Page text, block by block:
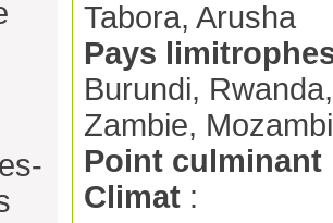
Tabora, Arusha
Pays
Burundi,
Zambie,
Point culminant
Climat :